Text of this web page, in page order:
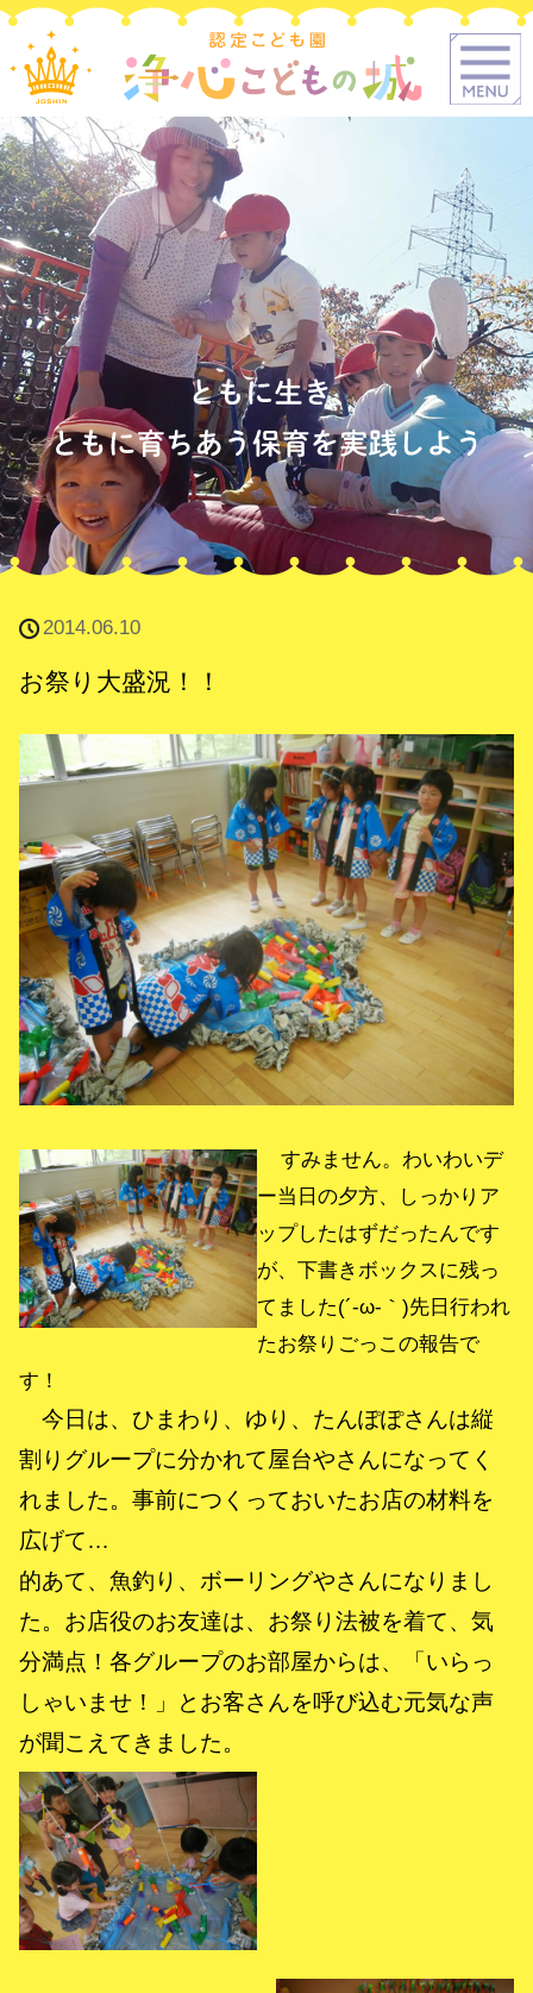
2014.06.10
お祭り大盛況！！
すみません。わいわいデ
ー当日の夕方、しっかりア
ップしたはずだったんです
が、下書きボックスに残っ
てました(´-ω-｀)先日行われ
たお祭りごっこの報告で
す！
今日は、ひまわり、ゆり、たんぽぽさんは縦
割りグループに分かれて屋台やさんになってく
れました。事前につくっておいたお店の材料を
広げて…
的あて、魚釣り、ボーリングやさんになりまし
た。お店役のお友達は、お祭り法被を着て、気
分満点！各グループのお部屋からは、「いらっ
しゃいませ！」とお客さんを呼び込む元気な声
が聞こえてきました。